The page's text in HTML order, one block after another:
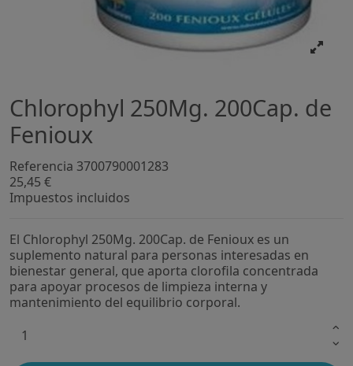
Chlorophyl 250Mg. 200Cap. de
Fenioux
Referencia 3700790001283
25,45 €
Impuestos incluidos
El Chlorophyl 250Mg. 200Cap. de Fenioux es un
suplemento natural para personas interesadas en
bienestar general, que aporta clorofila concentrada
para apoyar procesos de limpieza interna y
mantenimiento del equilibrio corporal.